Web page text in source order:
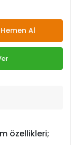
Hemen Al
özellikleri;